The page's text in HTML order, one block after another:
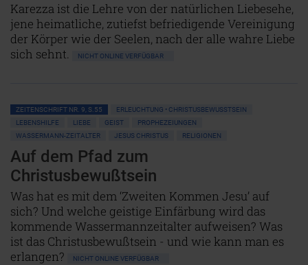
Karezza ist die Lehre von der natürlichen Liebesehe,
jene heimatliche, zutiefst befriedigende Vereinigung
der Körper wie der Seelen, nach der alle wahre Liebe
sich sehnt.
NICHT ONLINE VERFÜGBAR
ZEITENSCHRIFT NR. 9, S.55
ERLEUCHTUNG • CHRISTUSBEWUSSTSEIN
LEBENSHILFE
LIEBE GEIST
PROPHEZEIUNGEN
WASSERMANN-ZEITALTER
JESUS CHRISTUS RELIGIONEN
Auf dem Pfad zum
Christusbewußtsein
Was hat es mit dem ‘Zweiten Kommen Jesu’ auf
sich? Und welche geistige Einfärbung wird das
kommende Wassermannzeitalter aufweisen? Was
ist das Christusbewußtsein - und wie kann man es
erlangen?
NICHT ONLINE VERFÜGBAR